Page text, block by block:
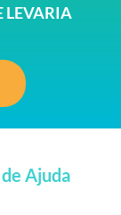
LEVARIA
Ajuda